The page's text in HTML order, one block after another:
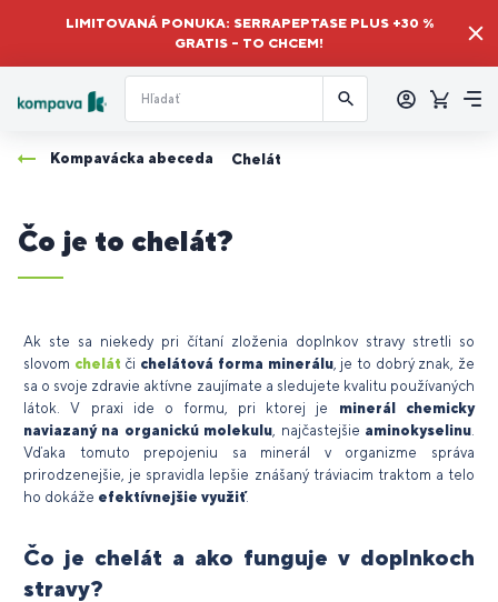
LIMITOVANÁ PONUKA: SERRAPEPTASE PLUS +30 %
GRATIS – TO CHCEM!
sa
Košík
Kompavácka abeceda Chelát
Čo je to chelát?
Ak ste sa niekedy pri čítaní zloženia doplnkov stravy stretli so
slovom chelát či chelátová forma minerálu, je to dobrý znak, že
sa o svoje zdravie aktívne zaujímate a sledujete kvalitu používaných
látok. V praxi ide o formu, pri ktorej je minerál chemicky
naviazaný na organickú molekulu, najčastejšie aminokyselinu.
Vďaka tomuto prepojeniu sa minerál v organizme správa
prirodzenejšie, je spravidla lepšie znášaný tráviacim traktom a telo
ho dokáže efektívnejšie využiť.
Čo je chelát a ako funguje v doplnkoch
stravy?